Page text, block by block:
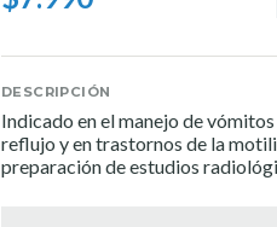
DESCRIPCIÓN
Indicado en el manejo de
reflujo y en trastornos de la
preparación de estudios